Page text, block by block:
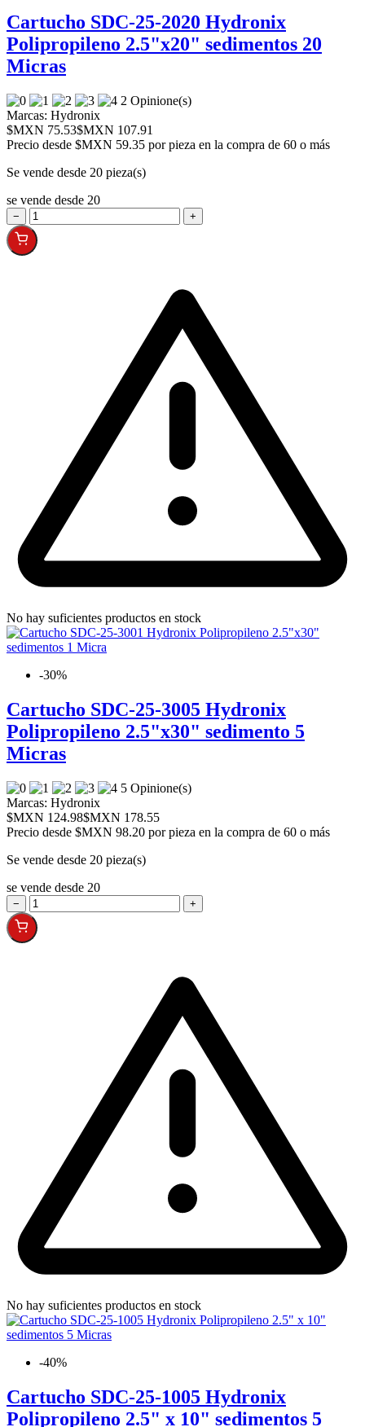
Cartucho SDC-25-2020 Hydronix
Polipropileno 2.5"x20" sedimentos 20
Micras
2 Opinione(s)
Marcas: Hydronix
$MXN 75.53$MXN 107.91
Precio desde $MXN 59.35 por pieza en la compra de 60 o más
Se vende desde 20 pieza(s)
se vende desde 20
− +
No hay suficientes productos en stock
-30%
Cartucho SDC-25-3005 Hydronix
Polipropileno 2.5"x30" sedimento 5
Micras
5 Opinione(s)
Marcas: Hydronix
$MXN 124.98$MXN 178.55
Precio desde $MXN 98.20 por pieza en la compra de 60 o más
Se vende desde 20 pieza(s)
se vende desde 20
− +
No hay suficientes productos en stock
-40%
Cartucho SDC-25-1005 Hydronix
Polipropileno 2.5" x 10" sedimentos 5